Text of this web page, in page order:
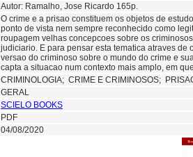
Autor: Ramalho, Jose Ricardo 165p.
O crime e a prisao constituem os objetos de
ponto de vista nem sempre reconhecido como
roupagem velhas concepcoes sobre os
judiciario. E para pensar esta tematica atraves
versao do criminoso sobre o mundo do crime e
capta a situacao num contexto mais amplo, em
CRIMINOLOGIA; CRIME E CRIMINOSOS;
GERAL
SCIELO BOOKS
PDF
04/08/2020